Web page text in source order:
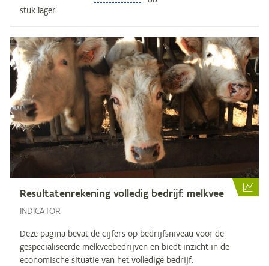
stuk lager.
Re­sul­ta­ten­re­ke­ning vol­le­dig be­drijf: melkvee
INDICATOR
Deze pagina bevat de cijfers op bedrijfsniveau voor de
gespecialiseerde melkveebedrijven en biedt inzicht in de
economische situatie van het volledige bedrijf.